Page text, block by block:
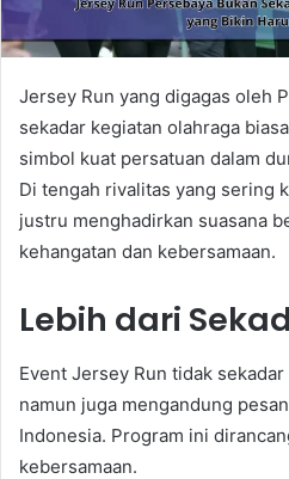
Jersey Run yang digagas oleh
sekadar kegiatan olahraga
simbol kuat persatuan dalam
Di tengah rivalitas yang sering
justru menghadirkan suasana
kehangatan dan kebersamaan.
Lebih dari
Event Jersey Run tidak
namun juga mengandung
Indonesia. Program ini
kebersamaan.